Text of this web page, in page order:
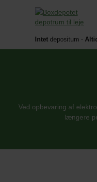
Intet depositum - Altid
Ved opbevaring af
længere